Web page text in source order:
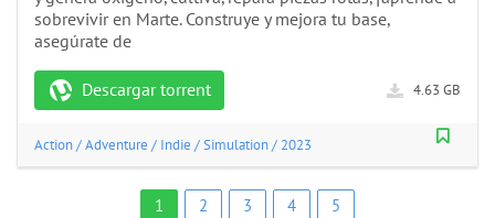
sobrevivir en Marte. Construye y mejora tu base,
asegúrate de
Descargar torrent 4.63 GB
Action/Adventure / Indie /Simulation/ 2023
1 2 3 4 5